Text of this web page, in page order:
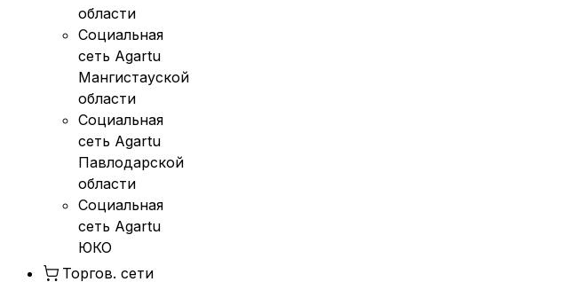
области
Социальная
сеть Agartu
Мангистауской
области
Социальная
сеть Agartu
Павлодарской
области
Социальная
сеть Agartu
ЮКО
Торгов. сети